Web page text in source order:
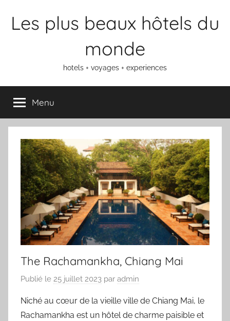
Les plus beaux hôtels du
monde
hotels + voyages + experiences
Menu
The Rachamankha, Chiang Mai
Publié le 25 juillet 2023 par admin
Niché au cœur de la vieille ville de Chiang Mai, le
Rachamankha est un hôtel de charme paisible et